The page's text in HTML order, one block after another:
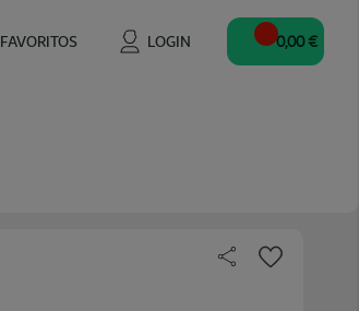
FAVORITOS LOGIN 0,00 €